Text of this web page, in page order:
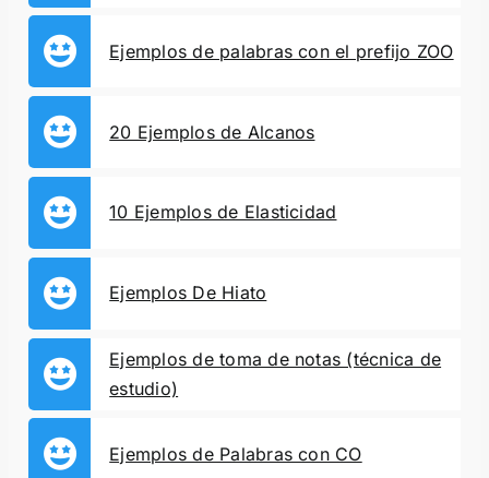
Ejemplos de palabras con el prefijo ZOO
20 Ejemplos de Alcanos
10 Ejemplos de Elasticidad
Ejemplos De Hiato
Ejemplos de toma de notas (técnica de
estudio)
Ejemplos de Palabras con CO